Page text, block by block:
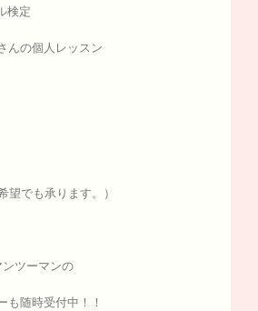
検定
んの個人レッスン
望でも承ります。）
ツーマンの
も随時受付中！！